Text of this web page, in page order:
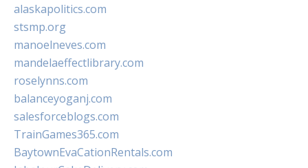
alaskapolitics.com
stsmp.org
manoelneves.com
mandelaeffectlibrary.com
roselynns.com
balanceyoganj.com
salesforceblogs.com
TrainGames365.com
BaytownEvaCationRentals.com